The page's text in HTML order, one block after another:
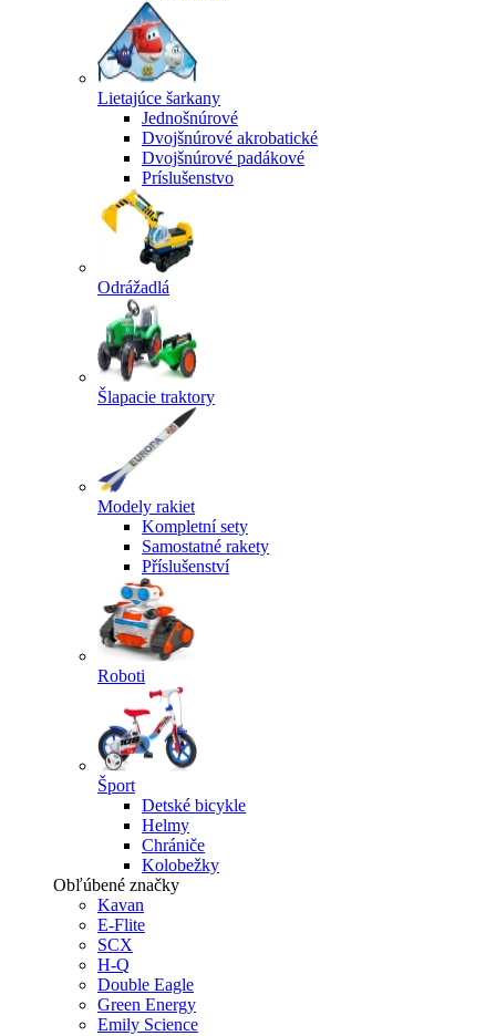
Lietajúce šarkany
Jednošnúrové
Dvojšnúrové akrobatické
Dvojšnúrové padákové
Príslušenstvo
Odrážadlá
Šlapacie traktory
Modely rakiet
Kompletní sety
Samostatné rakety
Příslušenství
Roboti
Šport
Detské bicykle
Helmy
Chrániče
Kolobežky
Obľúbené značky
Kavan
E-Flite
SCX
H-Q
Double Eagle
Green Energy
Emily Science